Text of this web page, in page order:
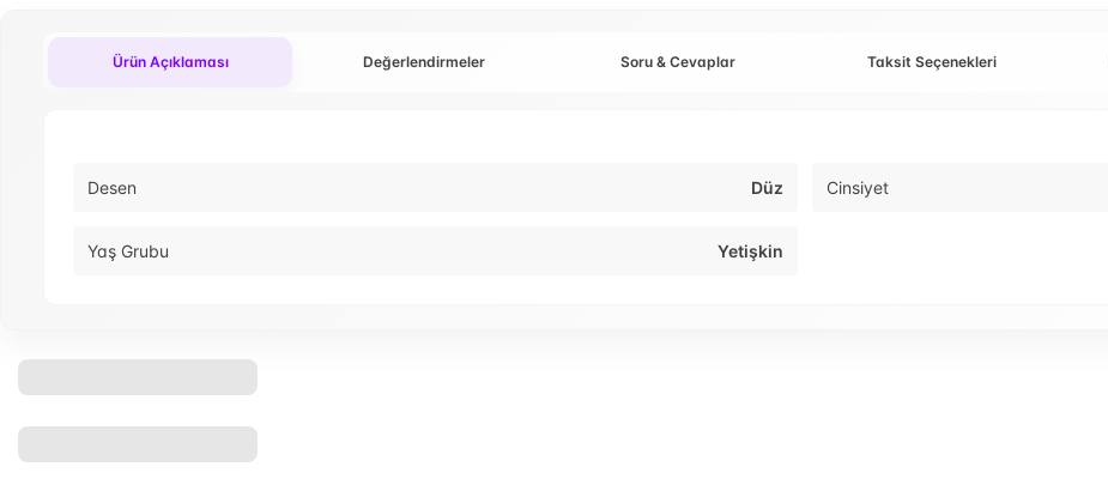
Ürün Açıklaması Değerlendirmeler Soru & Cevaplar Taksit Seçenekleri
Desen Düz Cinsiyet
Yaş Grubu Yetişkin